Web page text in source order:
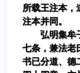
所载王注本，
注本并同。
弘明集牟
七条，兼法老
书已分道、德